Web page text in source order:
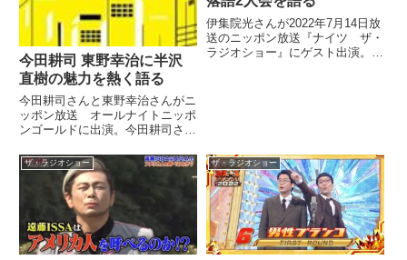
今田耕司 東野幸治に半沢
直樹の魅力を熱く語る
今田耕司さんと東野幸治さんがニ
ッポン放送 オールナイトニッポ
ンゴールドに出演。今田耕司さん
直樹』の魅力を熱く語っていまし
た。（今田耕司）どっちの話す
る？『半沢（直樹）』？『あまち
ゃん』？（東野幸治）いや、僕あ
伊集院光さんが2022年7月14日放
送のニッポン放送『ナイツ ザ・
ラジオショー』にゲスト出演。師
ザ・ラジオショー ザ・ラジオショー